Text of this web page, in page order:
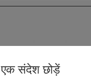
एक संदेश छोड़ें